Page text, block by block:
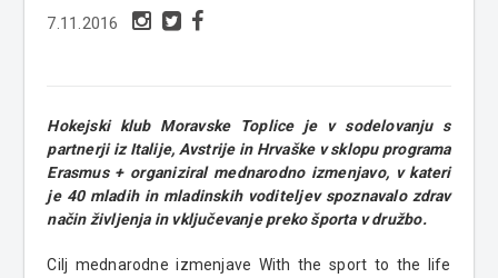
7.11.2016
Hokejski klub Moravske Toplice je v sodelovanju s
partnerji iz Italije, Avstrije in Hrvaške v sklopu programa
Erasmus + organiziral mednarodno izmenjavo, v kateri
je 40 mladih in mladinskih voditeljev spoznavalo zdrav
način življenja in vključevanje preko športa v družbo.
Cilj mednarodne izmenjave With the sport to the life